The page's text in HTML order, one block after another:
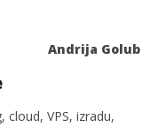
Andrija Golub
VPS, izradu,